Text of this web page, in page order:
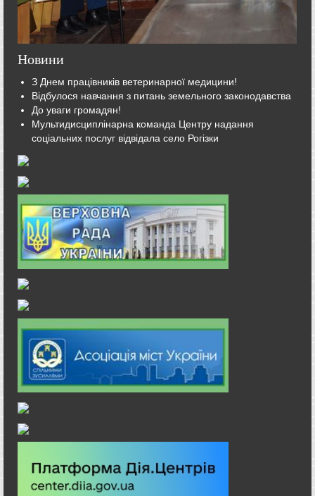
Новини
З Днем працівників ветеринарної медицини!
Відбулося навчання з питань земельного законодавства
До уваги громадян!
Мультидисциплінарна команда Центру надання
соціальних послуг відвідала село Рогізки